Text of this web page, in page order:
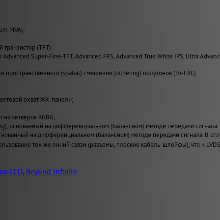
MVA);
(TFT)
Super-Fine-TFT, Advanced FFS, Advanced True White IPS, Ultra
пространственного (spatial) смешения (dithering) полутонов (Hi-FRC).
охват ЖК-панели;
четверок RGBG;
основанный на дифференциальном (балансном) методе передачи сигнала.
на дифференциальном (балансном) методе передачи сигнала. В
тех же линий связи (разъемы, плоские кабель-шлейфы), что и
LCD, Beyond Infinite